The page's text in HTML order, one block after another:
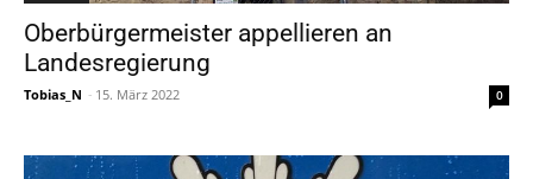
Oberbürgermeister appellieren an
Landesregierung
Tobias_N - 15. März 2022 0